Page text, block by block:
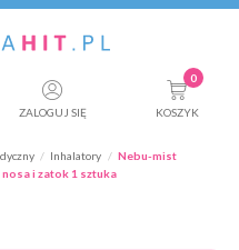
ZALOGUJ SIĘ
0
KOSZYK
Inhalatory
Nebu-mist
i zatok 1 sztuka